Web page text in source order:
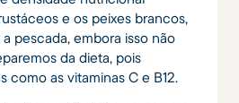
e os peixes brancos,
pescada, embora isso não
da dieta, pois
as vitaminas C e B12.